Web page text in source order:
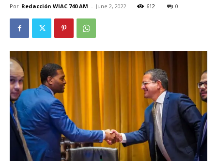
Por Redacción WIAC 740 AM - June 2, 2022 612 0